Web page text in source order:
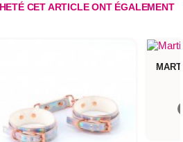
CET ARTICLE ONT ÉGALEMENT
MARTINET COSMO
Expédié aujourd'hui*
31,90€